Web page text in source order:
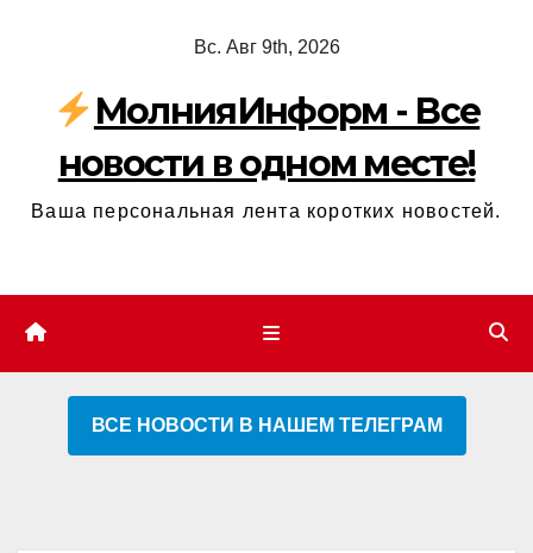
содержимому
Вс. Авг 9th, 2026
МолнияИнформ - Все
новости в одном месте!
Ваша персональная лента коротких новостей.
ВСЕ НОВОСТИ В НАШЕМ ТЕЛЕГРАМ